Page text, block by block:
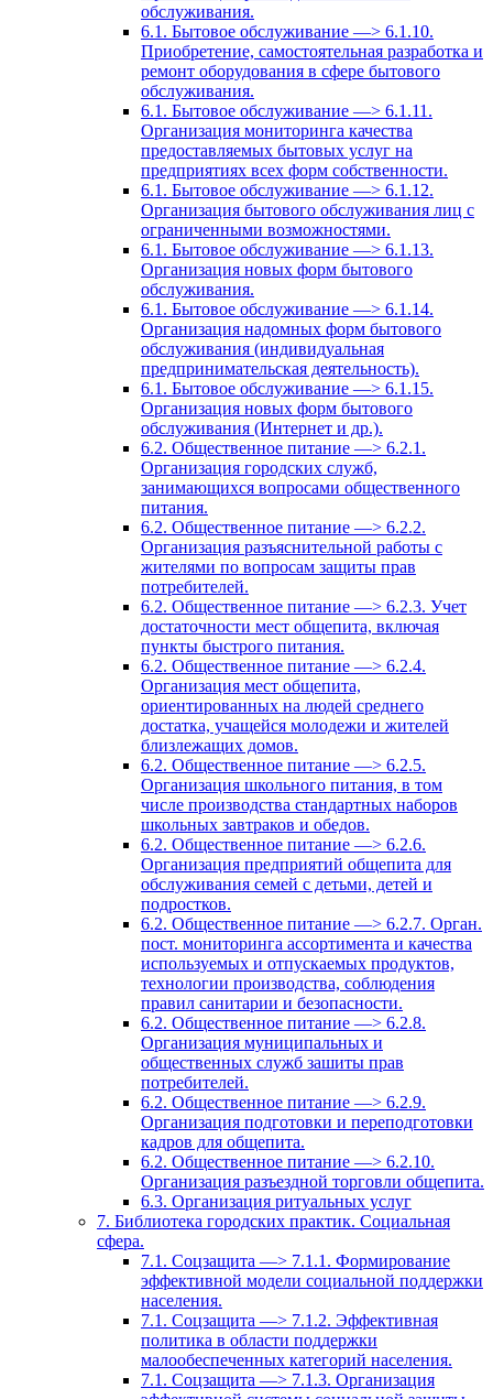
обслуживания.
6.1. Бытовое обслуживание —> 6.1.10.
Приобретение, самостоятельная разработка и
ремонт оборудования в сфере бытового
обслуживания.
6.1. Бытовое обслуживание —> 6.1.11.
Организация мониторинга качества
предоставляемых бытовых услуг на
предприятиях всех форм собственности.
6.1. Бытовое обслуживание —> 6.1.12.
Организация бытового обслуживания лиц с
ограниченными возможностями.
6.1. Бытовое обслуживание —> 6.1.13.
Организация новых форм бытового
обслуживания.
6.1. Бытовое обслуживание —> 6.1.14.
Организация надомных форм бытового
обслуживания (индивидуальная
предпринимательская деятельность).
6.1. Бытовое обслуживание —> 6.1.15.
Организация новых форм бытового
обслуживания (Интернет и др.).
6.2. Общественное питание —> 6.2.1.
Организация городских служб,
занимающихся вопросами общественного
питания.
6.2. Общественное питание —> 6.2.2.
Организация разъяснительной работы с
жителями по вопросам защиты прав
потребителей.
6.2. Общественное питание —> 6.2.3. Учет
достаточности мест общепита, включая
пункты быстрого питания.
6.2. Общественное питание —> 6.2.4.
Организация мест общепита,
ориентированных на людей среднего
достатка, учащейся молодежи и жителей
близлежащих домов.
6.2. Общественное питание —> 6.2.5.
Организация школьного питания, в том
числе производства стандартных наборов
школьных завтраков и обедов.
6.2. Общественное питание —> 6.2.6.
Организация предприятий общепита для
обслуживания семей с детьми, детей и
подростков.
6.2. Общественное питание —> 6.2.7. Орган.
пост. мониторинга ассортимента и качества
используемых и отпускаемых продуктов,
технологии производства, соблюдения
правил санитарии и безопасности.
6.2. Общественное питание —> 6.2.8.
Организация муниципальных и
общественных служб зашиты прав
потребителей.
6.2. Общественное питание —> 6.2.9.
Организация подготовки и переподготовки
кадров для общепита.
6.2. Общественное питание —> 6.2.10.
Организация разъездной торговли общепита.
6.3. Организация ритуальных услуг
7. Библиотека городских практик. Социальная
сфера.
7.1. Соцзащита —> 7.1.1. Формирование
эффективной модели социальной поддержки
населения.
7.1. Соцзащита —> 7.1.2. Эффективная
политика в области поддержки
малообеспеченных категорий населения.
7.1. Соцзащита —> 7.1.3. Организация